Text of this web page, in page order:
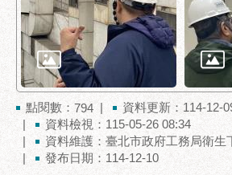
常
問
答
雙
語
詞
彙
點閱數： 794
資料更新：114-12-
資料檢視：115-05-26 08:34
資料維護：臺北市政府工務局衛生
發布日期：114-12-10